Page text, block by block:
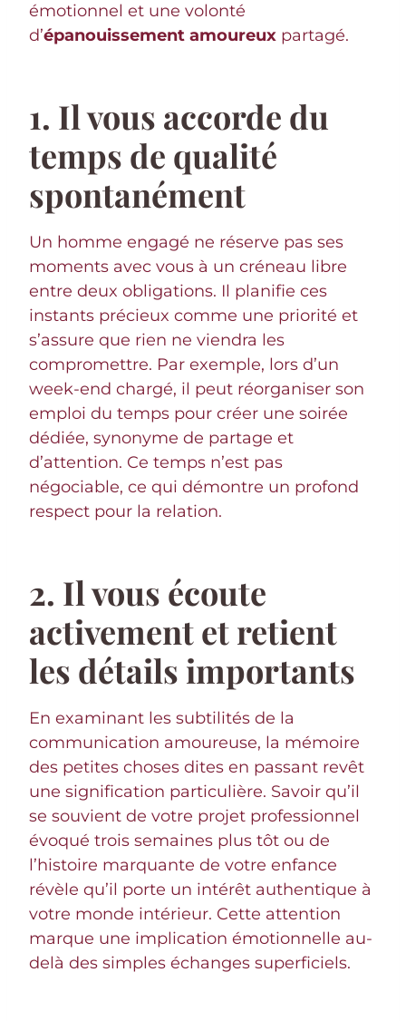
émotionnel et une volonté
d’épanouissement amoureux partagé.
1. Il vous accorde du
temps de qualité
spontanément
Un homme engagé ne réserve pas ses
moments avec vous à un créneau libre
entre deux obligations. Il planifie ces
instants précieux comme une priorité et
s’assure que rien ne viendra les
compromettre. Par exemple, lors d’un
week-end chargé, il peut réorganiser son
emploi du temps pour créer une soirée
dédiée, synonyme de partage et
d’attention. Ce temps n’est pas
négociable, ce qui démontre un profond
respect pour la relation.
2. Il vous écoute
activement et retient
les détails importants
En examinant les subtilités de la
communication amoureuse, la mémoire
des petites choses dites en passant revêt
une signification particulière. Savoir qu’il
se souvient de votre projet professionnel
évoqué trois semaines plus tôt ou de
l’histoire marquante de votre enfance
révèle qu’il porte un intérêt authentique à
votre monde intérieur. Cette attention
marque une implication émotionnelle au-
delà des simples échanges superficiels.